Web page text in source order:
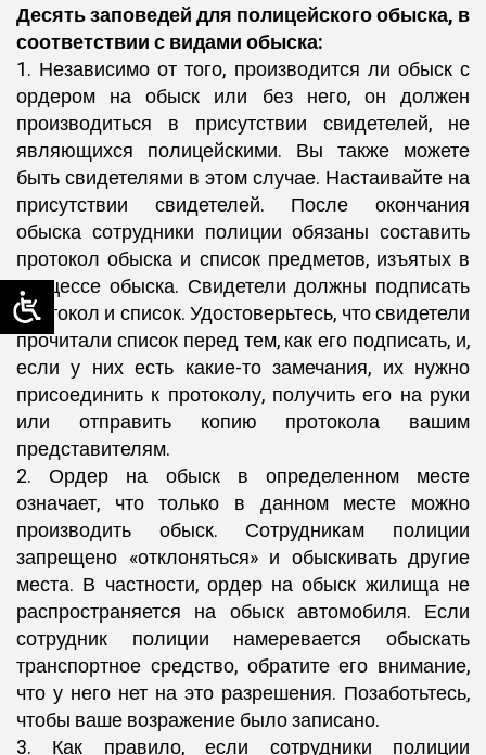
Десять заповедей для полицейского обыска, в
соответствии с видами обыска:
1. Независимо от того, производится ли обыск с
ордером на обыск или без него, он должен
производиться в присутствии свидетелей, не
являющихся полицейскими. Вы также можете
быть свидетелями в этом случае. Настаивайте на
присутствии свидетелей. После окончания
обыска сотрудники полиции обязаны составить
протокол обыска и список предметов, изъятых в
процессе обыска. Свидетели должны подписать
протокол и список. Удостоверьтесь, что свидетели
прочитали список перед тем, как его подписать, и,
если у них есть какие-то замечания, их нужно
присоединить к протоколу, получить его на руки
или отправить копию протокола вашим
представителям.
2. Ордер на обыск в определенном месте
означает, что только в данном месте можно
производить обыск. Сотрудникам полиции
запрещено «отклоняться» и обыскивать другие
места. В частности, ордер на обыск жилища не
распространяется на обыск автомобиля. Если
сотрудник полиции намеревается обыскать
транспортное средство, обратите его внимание,
что у него нет на это разрешения. Позаботьтесь,
чтобы ваше возражение было записано.
3. Как правило, если сотрудники полиции